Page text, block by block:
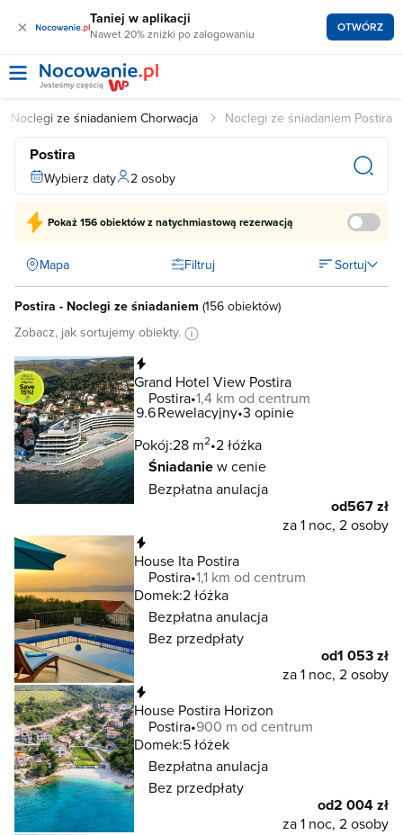
× Taniej w aplikacji
Nawet 20% zniżki po zalogowaniu OTWÓRZ
Noclegi ze śniadaniem Chorwacja Noclegi ze śniadaniem Postira
Postira
Wybierz daty 2 osoby
Pokaż156 obiektówz natychmiastową rezerwacją
Mapa Filtruj Sortuj
Postira - Noclegi ze śniadaniem (156 obiektów)
Zobacz, jak sortujemy obiekty.
Grand Hotel View Postira
Postira 1,4 km od centrum
9.6Rewelacyjny 3 opinie
Pokój:28 m2 2 łóżka
Śniadaniew cenie
Bezpłatna anulacja
od567 zł
za 1 noc, 2 osoby
House Ita Postira
Postira 1,1 km od centrum
Domek:2 łóżka
Bezpłatna anulacja
Bez przedpłaty
od1 053 zł
za 1 noc, 2 osoby
House Postira Horizon
Postira 900 m od centrum
Domek:5 łóżek
Bezpłatna anulacja
Bez przedpłaty
od2 004 zł
za 1 noc, 2 osoby